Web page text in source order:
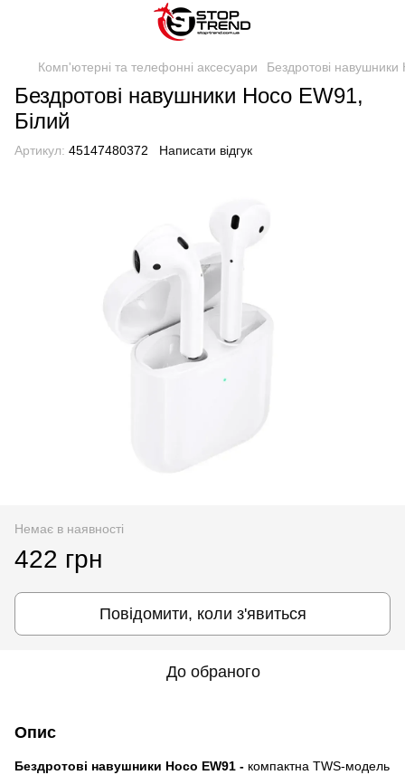
Комп'ютерні та телефонні аксесуари Бездротові навушники
Бездротові навушники Hoco EW91,
Білий
Артикул: 45147480372 Написати відгук
Немає в наявності
422 грн
Повідомити, коли з'явиться
До обраного
Опис
Бездротові навушники Hoco EW91 - компактна TWS-модель